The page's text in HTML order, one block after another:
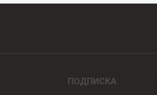
ПОДПИСКА